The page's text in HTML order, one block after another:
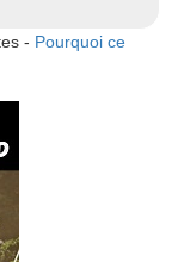
- Pourquoi ce